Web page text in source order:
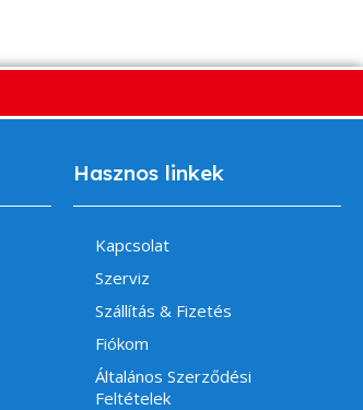
Hasznos linkek
Kapcsolat
Szerviz
Szállítás & Fizetés
Fiókom
Általános Szerződési
Feltételek